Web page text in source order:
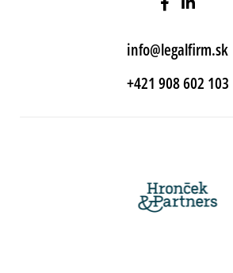
info@legalfirm.sk
+421 908 602 103